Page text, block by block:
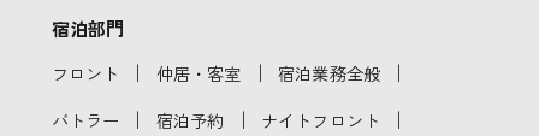
宿泊部門
フロント ｜ 仲居・客室 ｜ 宿泊業務全般 ｜
バトラー ｜ 宿泊予約 ｜ ナイトフロント ｜